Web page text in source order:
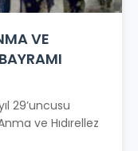
VE
29’uncusu
ve Hıdırellez